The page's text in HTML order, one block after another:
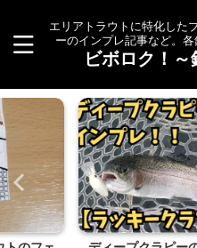
エリアトラウトに特化した
ーのインプレ記事など。各
ビボロク！～